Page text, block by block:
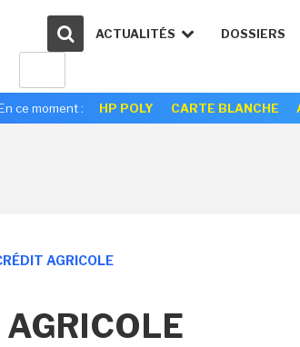
ACTUALITÉS DOSSIERS
ce moment : HP POLY CARTE BLANCHE
AGRICOLE